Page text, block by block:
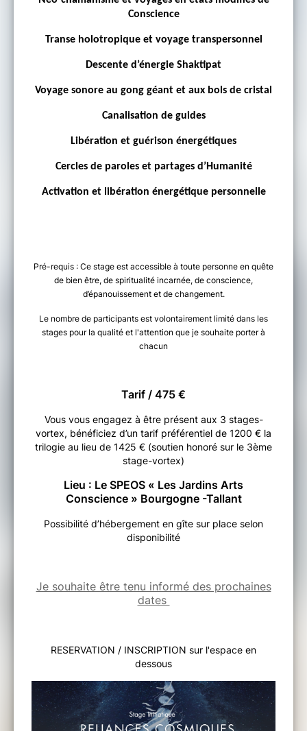
Conscience
Transe holotropique et voyage transpersonnel
Descente d’énergie Shaktipat
Voyage sonore au gong géant et aux bols de cristal
Canalisation de guides
Libération et guérison énergétiques
Cercles de paroles et partages d’Humanité
Activation et libération énergétique personnelle
Pré-requis : Ce stage est accessible à toute personne en quête
de bien être, de spiritualité incarnée, de conscience,
d’épanouissement et de changement.
Le nombre de participants est volontairement limité dans les
stages pour la qualité et l'attention que je souhaite porter à
chacun
Tarif / 475 €
Vous vous engagez à être présent aux 3 stages-
vortex, bénéficiez d’un tarif préférentiel de 1200 € la
trilogie au lieu de 1425 € (soutien honoré sur le 3ème
stage-vortex)
Lieu : Le SPEOS « Les Jardins Arts
Conscience » Bourgogne -Tallant
Possibilité d’hébergement en gîte sur place selon
disponibilité
Je souhaite être tenu informé des prochaines
dates
RESERVATION / INSCRIPTION sur l'espace en
dessous